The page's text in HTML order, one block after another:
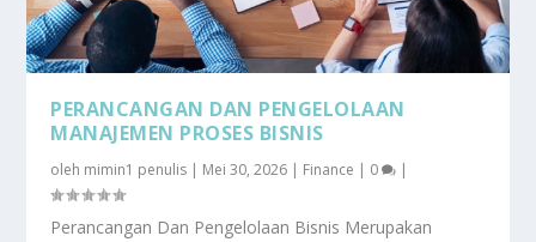
PERANCANGAN DAN PENGELOLAAN
MANAJEMEN PROSES BISNIS
oleh mimin1 penulis | Mei 30, 2026 | Finance | 0 |
Perancangan Dan Pengelolaan Bisnis Merupakan